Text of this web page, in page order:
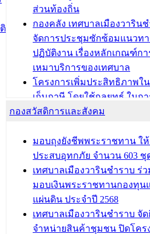
บ้าน ทร.14 และบัตรประจำตัว
ประชาชนบุคคลประเภท 8 แ
ได้รับการเพิ่มชื่อในทะเบียน
(ท.ร.14) กรณีคนไม่มีสัญชาติ
อนุญาตให้มีถิ่นที่อยู่
ประชุมคณะกรรมการประเมิ
ควบคุมภายในของ สำนัก/กอ
โรงเรียน/ศูนย์พัฒนาเด็กเล็ก/
บทความ อื่นๆ ...
ส่วนท้องถิ่น
กองคลัง เทศบาลเมืองวาริน
จัดการประชุมซักซ้อมแนวทา
ปฏิบัติงาน เรื่องหลักเกณฑ์กา
เหมาบริการของเทศบาล
โครงการเพิ่มประสิทธิภาพใ
เก็บภาษี โดยใช้กลยุทธ์ ในกา
พัฒนาการจัดเก็บรายได้ ประจ
เทศบาลเมืองวารินชำราบ ร่ว
ประชุมวิชาการระดับนานาช
นิทรรศการด้านนวัตกรรมท้อง
และรับรางวัลทีมนักวิจัยดีเด่น
นวัตกรรมโครงการทะเบียนภ
ประชุมผู้เช่าอาคารพาณิชย์ บ
ถนนเกษมสุขและถนนประทุม
กองสวัสดิการและสังคม
มอบถุงยังชีพพระราชทาน ใ
ประสบอุทกภัย จำนวน 603 ชุ
เทศบาลเมืองวารินชำราบ ร่
มอบเงินพระราชทานกองทุน
แผ่นดิน ประจำปี 2568
เทศบาลเมืองวารินชำราบ จั
จำหน่ายสินค้าชุมชน ปิดโคร